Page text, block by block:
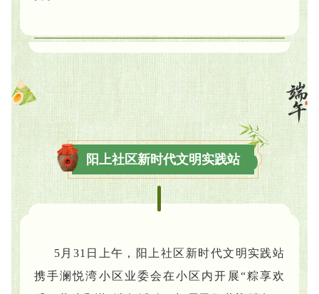
阳上社区新时代文明实践站
5月31日上午，阳上社区新时代文明实践站
携手澜悦湾小区业委会在小区内开展“粽享欢